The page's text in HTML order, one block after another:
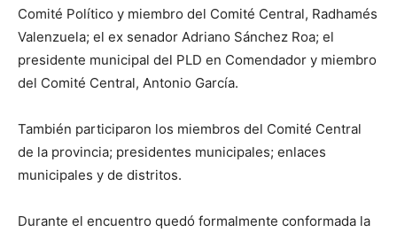
Comité Político y miembro del Comité Central, Radhamés
Valenzuela; el ex senador Adriano Sánchez Roa; el
presidente municipal del PLD en Comendador y miembro
del Comité Central, Antonio García.
También participaron los miembros del Comité Central
de la provincia; presidentes municipales; enlaces
municipales y de distritos.
Durante el encuentro quedó formalmente conformada la